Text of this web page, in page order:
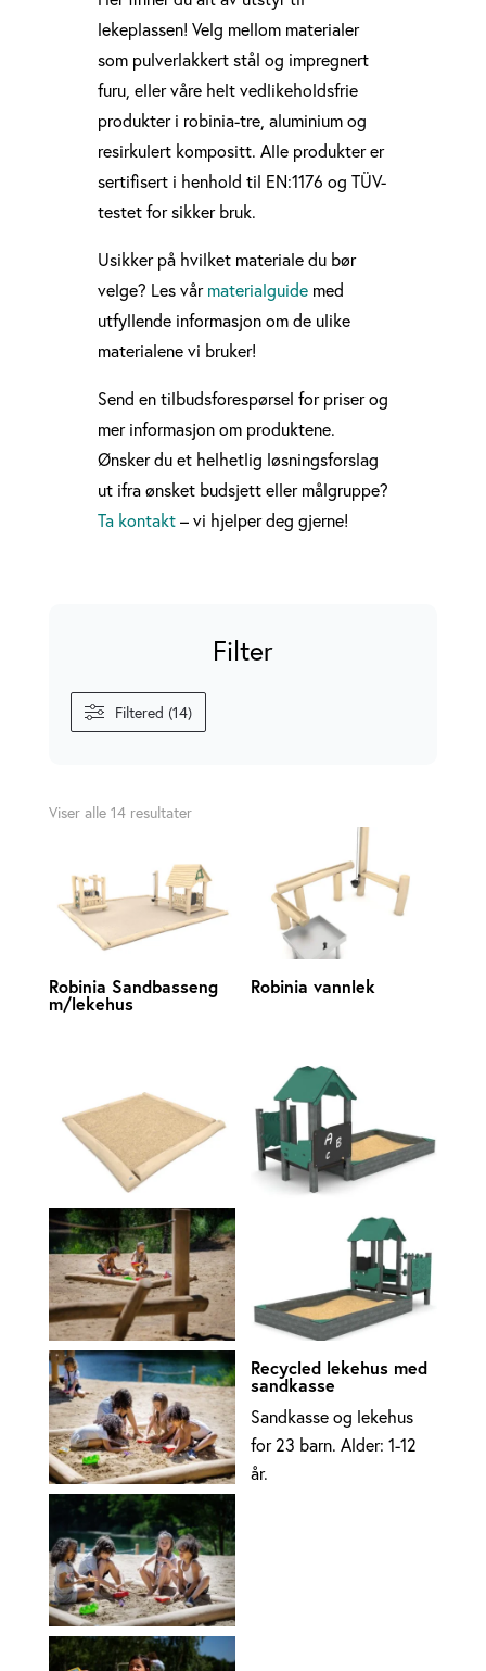
lekeplassen! Velg mellom materialer
som pulverlakkert stål og impregnert
furu, eller våre helt vedlikeholdsfrie
produkter i robinia-tre, aluminium og
resirkulert kompositt. Alle produkter er
sertifisert i henhold til EN:1176 og TÜV-
testet for sikker bruk.
Usikker på hvilket materiale du bør
velge? Les vårmaterialguidemed
utfyllende informasjon om de ulike
materialene vi bruker!
Send en tilbudsforespørsel for priser og
mer informasjon om produktene.
Ønsker du et helhetlig løsningsforslag
ut ifra ønsket budsjett eller målgruppe?
Ta kontakt– vi hjelper deg gjerne!
Filter
Filtered (14)
Viser alle 14 resultaterSortert
nyeste
Robinia Sandbasseng
m/lekehus
Robinia vannlek
Recycled lekehus med
sandkasse
Sandkasse og lekehus
for 23 barn. Alder: 1-12
år.